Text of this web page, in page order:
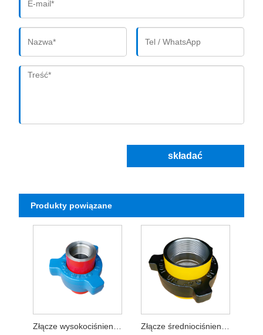
składać
Produkty powiązane